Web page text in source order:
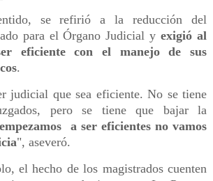
se refirió a la reducción del
para el Órgano Judicial yexigió al
eficiente con el manejo de sus
.
judicial que sea eficiente. No se tiene
pero se tiene que bajar la
a ser eficientes no vamos
", aseveró.
el hecho de los magistrados cuenten